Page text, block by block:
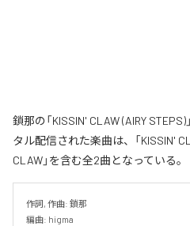
鎖那の「KISSIN' CLAW (AIRY
タル配信された楽曲は、「KISSIN'
CLAW」を含む全2曲となっている。
作詞, 作曲: 鎖那
編曲: higma